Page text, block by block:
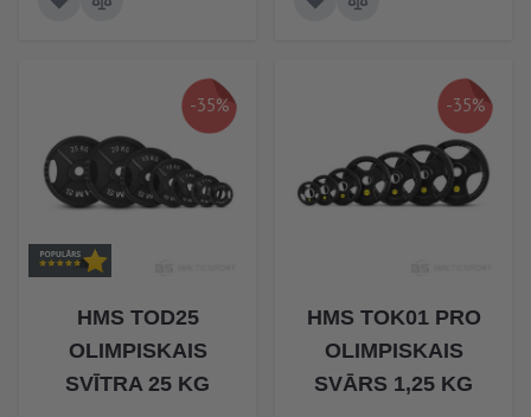
-35%
HMS TOD25
OLIMPISKAIS
SVĪTRA 25 KG
-35%
HMS TOK01 PRO
OLIMPISKAIS
SVĀRS 1,25 KG